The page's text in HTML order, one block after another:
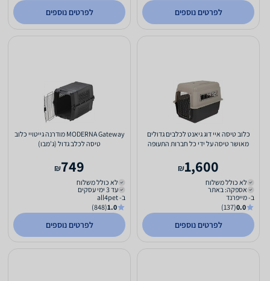
לפרטים נוספים לפרטים נוספים
כלוב טיסה איי דוג גיאנט לכלבים גדולים
מאושר טיסה על ידי כל חברות התעופה
1,600
₪
לא כולל משלוח
אספקה: באתר
ב- מייפרנד
0.0
(137)
לפרטים נוספים
MODERNA Gateway מודרנה גייטויי כלוב
טיסה לכלב גדול (ג'מבו)
749
₪
לא כולל משלוח
עד 3 ימי עסקים
ב- all4pet
1.0
(848)
לפרטים נוספים